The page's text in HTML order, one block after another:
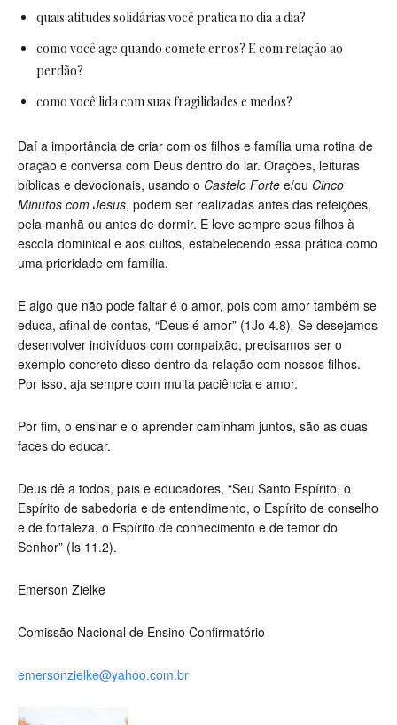
quais atitudes solidárias você pratica no dia a dia?
como você age quando comete erros? E com relação ao
perdão?
como você lida com suas fragilidades e medos?
Daí a importância de criar com os filhos e família uma rotina de
oração e conversa com Deus dentro do lar. Orações, leituras
bíblicas e devocionais, usando o Castelo Forte e/ou Cinco
Minutos com Jesus, podem ser realizadas antes das refeições,
pela manhã ou antes de dormir. E leve sempre seus filhos à
escola dominical e aos cultos, estabelecendo essa prática como
uma prioridade em família.
E algo que não pode faltar é o amor, pois com amor também se
educa, afinal de contas, “Deus é amor” (1Jo 4.8). Se desejamos
desenvolver indivíduos com compaixão, precisamos ser o
exemplo concreto disso dentro da relação com nossos filhos.
Por isso, aja sempre com muita paciência e amor.
Por fim, o ensinar e o aprender caminham juntos, são as duas
faces do educar.
Deus dê a todos, pais e educadores, “Seu Santo Espírito, o
Espírito de sabedoria e de entendimento, o Espírito de conselho
e de fortaleza, o Espírito de conhecimento e de temor do
Senhor” (Is 11.2).
Emerson Zielke
Comissão Nacional de Ensino Confirmatório
emersonzielke@yahoo.com.br